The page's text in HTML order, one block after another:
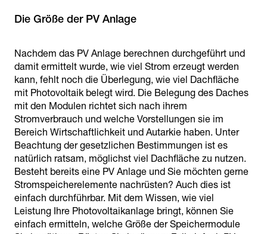
Die Größe der PV Anlage
Nachdem das PV Anlage berechnen durchgeführt und
damit ermittelt wurde, wie viel Strom erzeugt werden
kann, fehlt noch die Überlegung, wie viel Dachfläche
mit Photovoltaik belegt wird. Die Belegung des Daches
mit den Modulen richtet sich nach ihrem
Stromverbrauch und welche Vorstellungen sie im
Bereich Wirtschaftlichkeit und Autarkie haben. Unter
Beachtung der gesetzlichen Bestimmungen ist es
natürlich ratsam, möglichst viel Dachfläche zu nutzen.
Besteht bereits eine PV Anlage und Sie möchten gerne
Stromspeicherelemente nachrüsten? Auch dies ist
einfach durchführbar. Mit dem Wissen, wie viel
Leistung Ihre Photovoltaikanlage bringt, können Sie
einfach ermitteln, welche Größe der Speichermodule